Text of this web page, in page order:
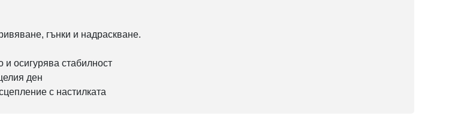
гънки и надраскване.
и осигурява стабилност
ден
с настилката